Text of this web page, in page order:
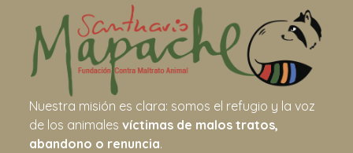
Nuestra misión es clara: somos el refugio y la voz
de los animales víctimas de malos tratos,
abandono o renuncia.